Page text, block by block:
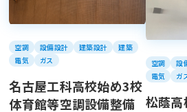
空調 設備設計 建築設計
建築
電気
ガス
名古屋工科高校始め3校
体育館等空調設備整備
空調 設
電気
ガ
松蔭